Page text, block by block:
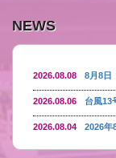
NEWS
2026.08.08 8月8日
2026.08.06 台風13
2026.08.04 2026年
2026.07.22
【沖縄